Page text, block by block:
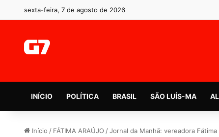
sexta-feira, 7 de agosto de 2026
INÍCIO POLÍTICA BRASIL SÃO LUÍS-MA
Início / FÁTIMA ARAÚJO / Jornal da Manhã: vereadora